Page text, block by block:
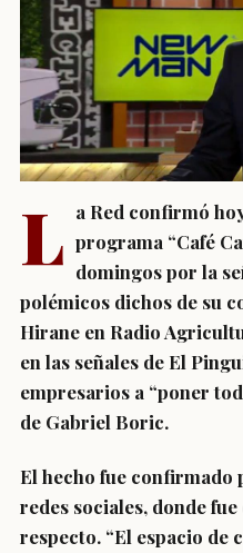
L a Red confirmó
programa “Café
domingos por la
polémicos dichos de su
Hirane en Radio
en las señales de El
empresarios a “poner
de Gabriel Boric.
El hecho fue confirmado
redes sociales, donde
respecto. “El espacio